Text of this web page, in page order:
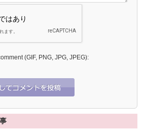
(GIF, PNG, JPG, JPEG):